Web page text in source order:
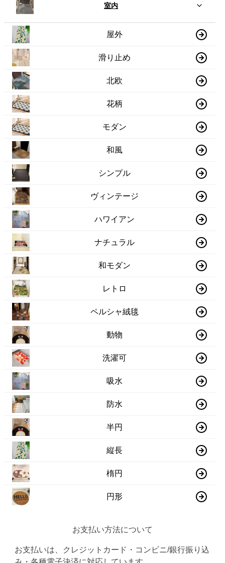
室内
屋外
滑り止め
北欧
花柄
モダン
和風
シンプル
ヴィンテージ
ハワイアン
ナチュラル
和モダン
レトロ
ペルシャ絨毯
動物
洗濯可
吸水
防水
半円
縦長
楕円
円形
お支払い方法について
お支払いは、クレジットカード・コンビニ/銀行振り込